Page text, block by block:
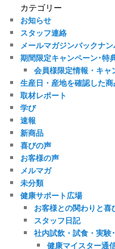
イ
ブ
カテゴリー
お知らせ
スタッフ連絡
メールマガジンバックナ
期間限定キャンペーン･特
会員様限定情報・キャ
生産日・産地を確認した
取材レポート
学び
速報
新商品
喜びの声
お客様の声
メルマガ
未分類
健康サポート広場
お客様との関わりと喜
スタッフ日記
社内試飲・試食・実験
健康マイスター通